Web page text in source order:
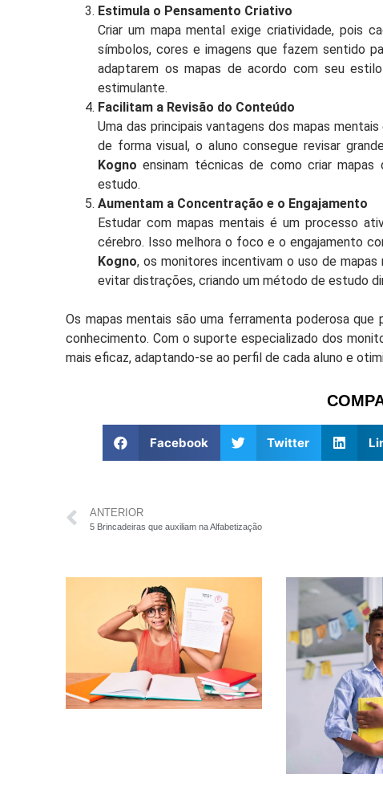
Estimula o Pensamento Criativo
Criar um mapa mental exige criatividade, pois
símbolos, cores e imagens que fazem sentido
adaptarem os mapas de acordo com seu
estimulante.
Facilitam a Revisão do Conteúdo
Uma das principais vantagens dos mapas
de forma visual, o aluno consegue revisar
Kogno ensinam técnicas de como criar
estudo.
Aumentam a Concentração e o Engajamento
Estudar com mapas mentais é um processo
cérebro. Isso melhora o foco e o engajamento
Kogno, os monitores incentivam o uso de
evitar distrações, criando um método de estudo
Os mapas mentais são uma ferramenta poderosa
conhecimento. Com o suporte especializado dos
mais eficaz, adaptando-se ao perfil de cada aluno e
Facebook Twitter
ANTERIOR
5 Brincadeiras que auxiliam na Alfabetização